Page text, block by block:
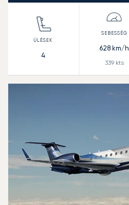
4
628 km/h
339kts